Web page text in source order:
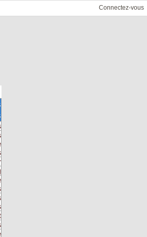
Connectez-vous